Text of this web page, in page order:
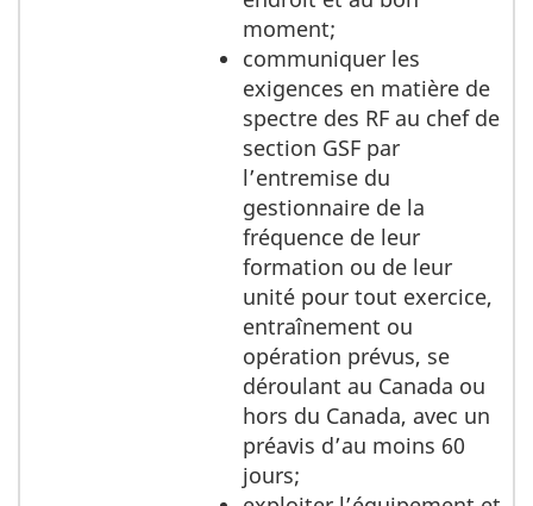
moment;
communiquer les
exigences en matière de
spectre des RF au chef de
section GSF par
l’entremise du
gestionnaire de la
fréquence de leur
formation ou de leur
unité pour tout exercice,
entraînement ou
opération prévus, se
déroulant au Canada ou
hors du Canada, avec un
préavis d’au moins 60
jours;